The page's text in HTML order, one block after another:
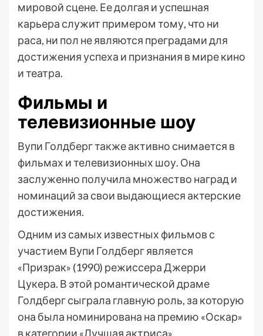
мировой сцене. Ее долгая и успешная
карьера служит примером тому, что ни
раса, ни пол не являются преградами для
достижения успеха и признания в мире кино
и театра.
Фильмы и
телевизионные шоу
Вупи Голдберг также активно снимается в
фильмах и телевизионных шоу. Она
заслуженно получила множество наград и
номинаций за свои выдающиеся актерские
достижения.
Одним из самых известных фильмов с
участием Вупи Голдберг является
«Призрак» (1990) режиссера Джерри
Цукера. В этой романтической драме
Голдберг сыграла главную роль, за которую
она была номинирована на премию «Оскар»
в категории «Лучшая актриса».